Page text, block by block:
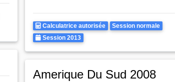
Calculatrice
Autorisee
Calculatrice autorisée Rattrapages
Session normale
Annee
Session 2013
Amerique Du Sud 2008